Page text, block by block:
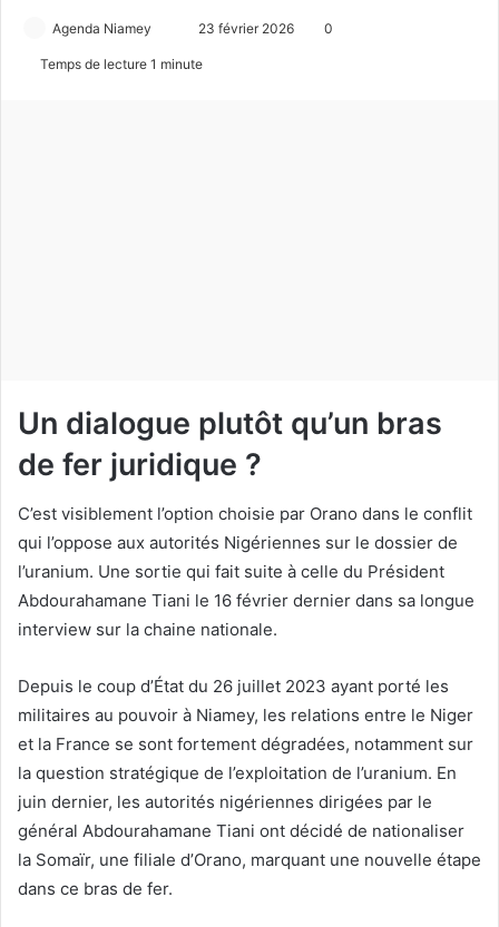
Agenda Niamey
n
e
l
23 février 2026 0
Temps de lecture 1 minute
Un dialogue plutôt qu’un bras
de fer juridique ?
C’est visiblement l’option choisie par Orano dans le conflit
qui l’oppose aux autorités Nigériennes sur le dossier de
l’uranium. Une sortie qui fait suite à celle du Président
Abdourahamane Tiani le 16 février dernier dans sa longue
interview sur la chaine nationale.
Depuis le coup d’État du 26 juillet 2023 ayant porté les
militaires au pouvoir à Niamey, les relations entre le Niger
et la France se sont fortement dégradées, notamment sur
la question stratégique de l’exploitation de l’uranium. En
juin dernier, les autorités nigériennes dirigées par le
général Abdourahamane Tiani ont décidé de nationaliser
la Somaïr, une filiale d’Orano, marquant une nouvelle étape
dans ce bras de fer.